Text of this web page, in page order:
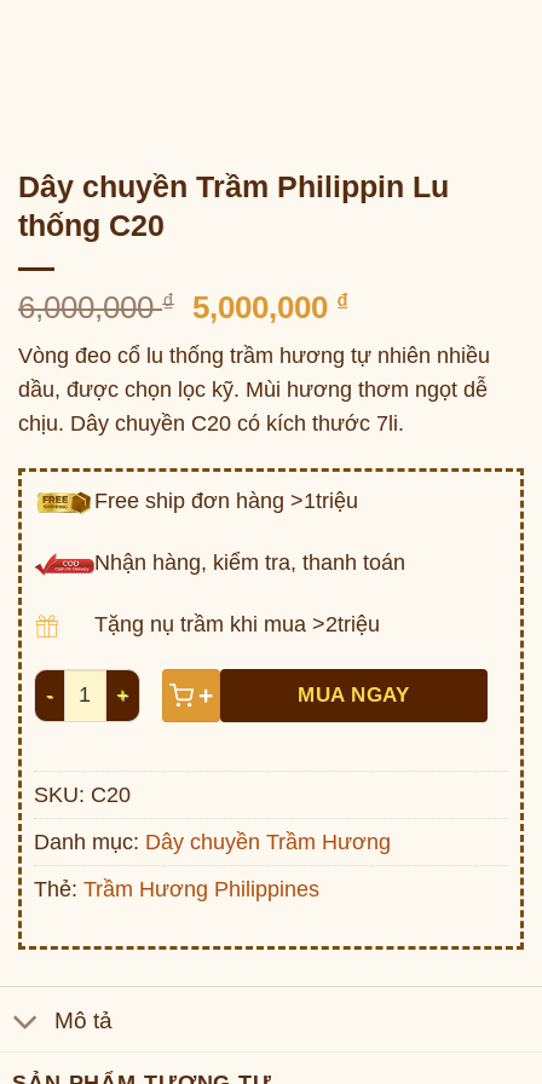
Dây chuyền Trầm Philippin Lu
thống C20
6,000,000₫
Giá
gốc
là:
6,000,000 ₫.
5,000,000 ₫Giá
hiện
tại
là:
5,000,000 ₫.
Vòng đeo cổ lu thống trầm hương tự nhiên nhiều
dầu, được chọn lọc kỹ. Mùi hương thơm ngọt dễ
chịu. Dây chuyền C20 có kích thước 7li.
Free ship đơn hàng >1triệu
Nhận hàng, kiểm tra, thanh toán
Tặng nụ trầm khi mua >2triệu
Dây chuyền Trầm Philippin Lu thống C20 số lượng
+ MUA NGAY
SKU: C20
Danh mục: Dây chuyền Trầm Hương
Thẻ: Trầm Hương Philippines
Mô tả